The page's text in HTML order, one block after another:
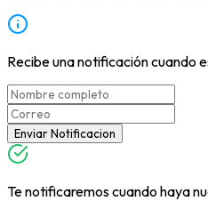
Recibe una notificación cuando
Enviar Notificacion
Te notificaremos cuando haya